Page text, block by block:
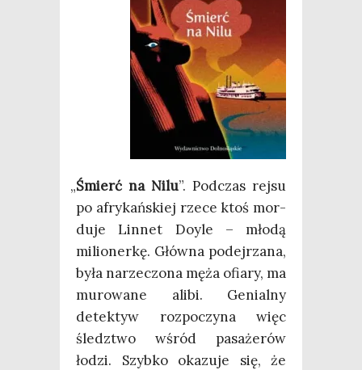
„Śmierć na Nilu”. Pod­czas rej­su
po afry­kań­skiej rze­ce ktoś mor­
du­je Lin­net Doy­le – mło­dą
milio­ner­kę. Głów­na podej­rza­na,
była narze­czo­na męża ofia­ry, ma
muro­wa­ne ali­bi. Genial­ny
detek­tyw roz­po­czy­na więc
śledz­two wśród pasa­że­rów
łodzi. Szyb­ko oka­zu­je się, że